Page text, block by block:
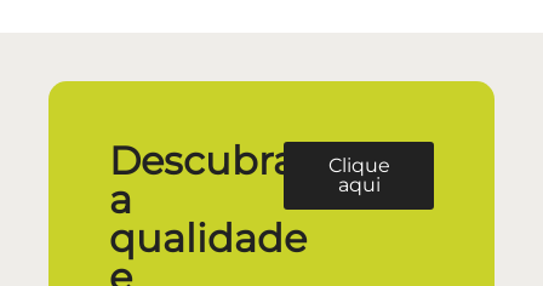
Descubra
a
qualidade
Clique
aqui